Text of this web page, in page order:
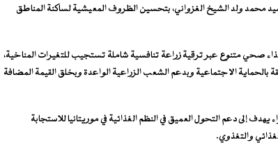
محمد ولد الشيخ الغزواني، بتحسين الظروف المعيشية لساكنة المناطق
صحي متنوع عبر ترقية زراعة تنافسية شاملة تستجيب للتغيرات المناخية،
بالحماية الاجتماعية وبدعم الشعب الزراعية الواعدة وبخلق القيمة المضافة
إلى دعم التحول العميق في النظم الغذائية في موريتانيا للاستجابة
والتغذوي.